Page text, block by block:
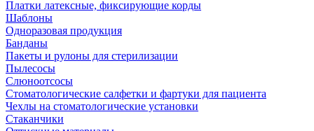
Платки латексные, фиксирующие корды
Шаблоны
Одноразовая продукция
Банданы
Пакеты и рулоны для стерилизации
Пылесосы
Слюноотсосы
Стоматологические салфетки и фартуки для пациента
Чехлы на стоматологические установки
Стаканчики